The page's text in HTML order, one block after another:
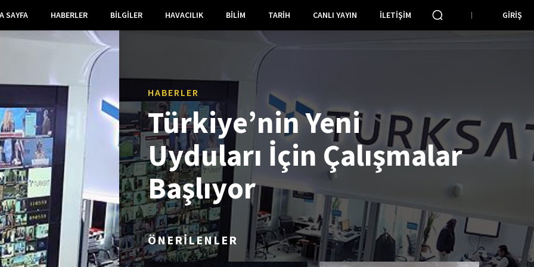
SAYFA HABERLER BILGILER HAVACILIK BILIM TARIH CANLI YAYIN İLETIŞIM GIRIŞ
HABERLER
Türkiye’nin Yeni
Uyduları İçin Çalışmalar
Başlıyor
ÖNERİLENLER